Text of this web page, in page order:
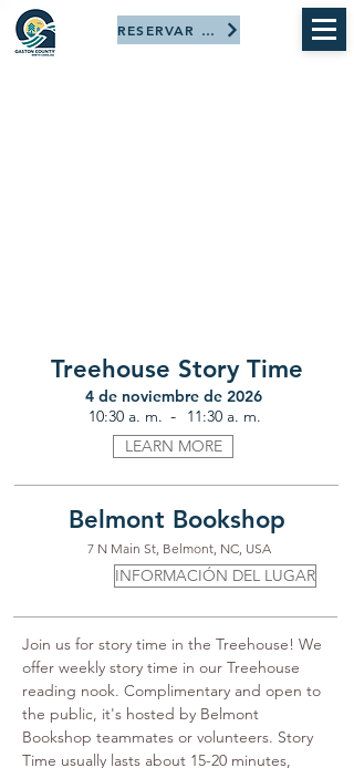
RESERVAR AHORA
Treehouse Story Time
4 de noviembre de 2026
10:30 a. m. -
11:30 a. m.
LEARN MORE
Belmont Bookshop
7 N Main St, Belmont, NC, USA
INFORMACIÓN DEL LUGAR
Join us for story time in the Treehouse! We
offer weekly story time in our Treehouse
reading nook. Complimentary and open to
the public, it's hosted by Belmont
Bookshop teammates or volunteers. Story
Time usually lasts about 15-20 minutes,